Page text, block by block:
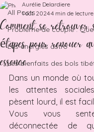
All Posts
Problème de couple :
Les énergies astro
Les bienfaits des bols
Comment se
étapes pour renouer
essence
Aurélie Delardiere
1 oct. 20244 min de lecture
Dans un monde où
les attentes
pèsent lourd, il est
Vous vous
déconnectée de